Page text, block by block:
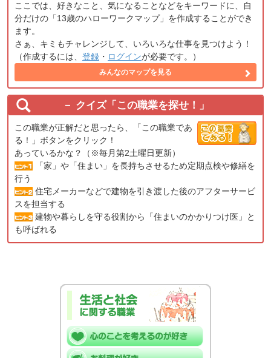
ここでは、好きなこと、気になることなどをキーワードに、自
分だけの「13歳のハローワークマップ」を作成することができ
ます。
さぁ、キミもチャレンジして、いろいろな仕事を見つけよう！
（作成するには、 登録 ・ ログインが必要です。）
みんなのマップを見る
クイズ「この職業を探せ！」
この職業が正解だと思ったら、「この職業であ
る！」ボタンをクリック！
あっているかな？（※毎月第2土曜日更新）
「家」や「住まい」を長持ちさせるため定期点検や修繕を
行う
住宅メーカーなどで建物を引き渡した後のアフターサービ
スを担当する
建物や暮らしを守る役割から「住まいのかかりつけ医」と
も呼ばれる